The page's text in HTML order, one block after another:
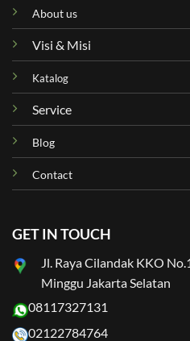
About us
Visi & Misi
Katalog
Service
Blog
Contact
GET IN TOUCH
Jl. Raya Cilandak KKO
Minggu Jakarta Selatan
08117327131
02122784764